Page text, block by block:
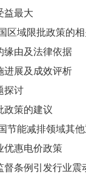
益最大
区域限批政策的
缘由及法律依据
进展及成效评析
探讨
政策的建议
节能减排领域其
优惠电价政策
条例引发行业震